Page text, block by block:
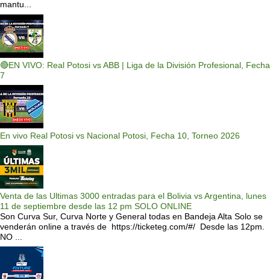
mantu...
🔴EN VIVO: Real Potosi vs ABB | Liga de la División Profesional, Fecha
7
En vivo Real Potosi vs Nacional Potosi, Fecha 10, Torneo 2026
Venta de las Ultimas 3000 entradas para el Bolivia vs Argentina, lunes
11 de septiembre desde las 12 pm SOLO ONLINE
Son Curva Sur, Curva Norte y General todas en Bandeja Alta Solo se
venderán online a través de https://ticketeg.com/#/ Desde las 12pm.
NO ...